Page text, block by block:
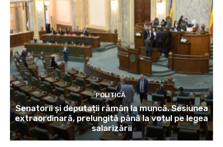
POLITICĂ
Senatorii și deputații rămân la muncă. Sesiunea
extraordinară, prelungită până la votul pe legea
salarizării